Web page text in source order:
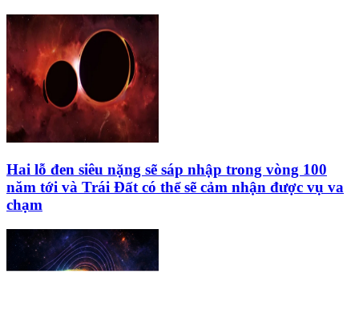
Hai lỗ đen siêu nặng sẽ sáp nhập trong vòng 100
năm tới và Trái Đất có thể sẽ cảm nhận được vụ va
chạm